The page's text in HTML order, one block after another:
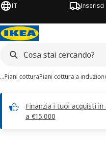
IT
…Piani cotturaPiani cottura a
Finanzia i tuoi acquisti
a €15.000